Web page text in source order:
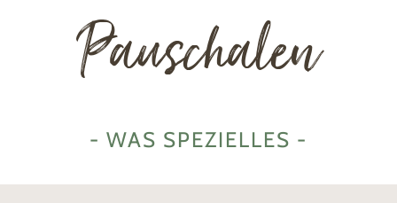
Pauschalen
- WAS SPEZIELLES -